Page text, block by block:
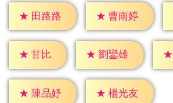
★ 田路路 ★ 曹雨婷
★ 甘比 ★ 劉鑾雄 ★
★ 陳品妤 ★ 楊光友